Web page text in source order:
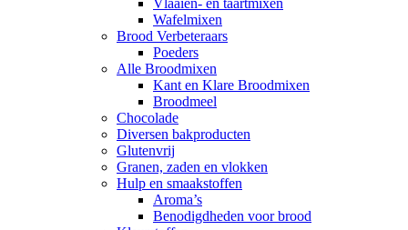
Vlaaien- en taartmixen
Wafelmixen
Brood Verbeteraars
Poeders
Alle Broodmixen
Kant en Klare Broodmixen
Broodmeel
Chocolade
Diversen bakproducten
Glutenvrij
Granen, zaden en vlokken
Hulp en smaakstoffen
Aroma’s
Benodigdheden voor brood